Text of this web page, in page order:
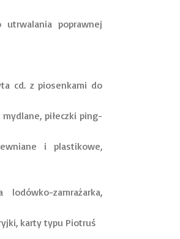
utrwalania poprawnej
cd. z piosenkami do
piłeczki ping-
i plastikowe,
zamrażarka,
karty typu Piotruś